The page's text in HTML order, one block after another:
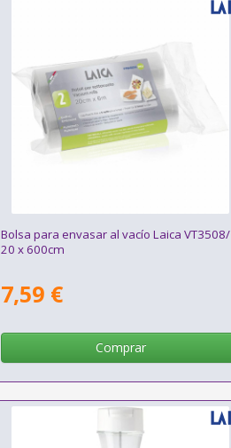
Bolsa para envasar al vacío Laica VT3508/
20 x 600cm
7,59 €
Comprar